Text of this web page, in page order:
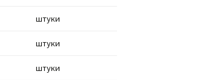
штуки
штуки
штуки